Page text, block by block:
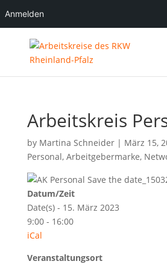
Anmelden
Arbeitskreis
by Martina Schneider| März 15,
Personal, Arbeitgebermarke,
Datum/Zeit
Date(s) - 15. März 2023
9:00 - 16:00
iCal
Veranstaltungsort